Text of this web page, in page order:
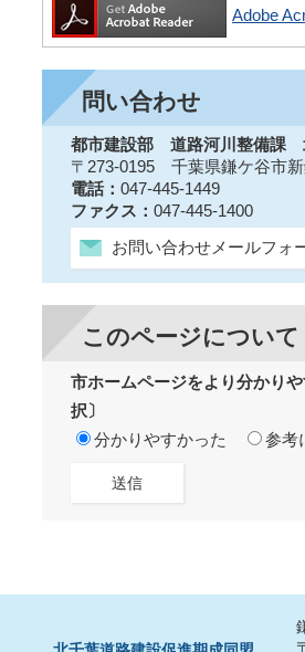
Adobe
問い合わせ
都市建設部 道路河川整備課
〒273-0195 千葉県鎌ケ谷市
電話： 047-445-1449
ファクス： 047-445-1400
お問い合わせメールフォ
このページについて
市ホームページをより分かり
択〕
分かりやすかった
参考